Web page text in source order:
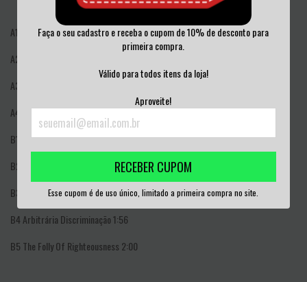
Faça o seu cadastro e receba o cupom de 10% de desconto para
primeira compra.
Válido para todos itens da loja!
Aproveite!
RECEBER CUPOM
Esse cupom é de uso único, limitado a primeira compra no site.
A1 A Fronteira2:27
A2
A3
A4
A Song Of Incubating Despotism2:14
B1
Potency2:22
B2
B3
De Segunda Classe Para O Abismo2:14
B4 Arbitrária Discriminação1:56
B5 The Folly Of Righteousness 2:00